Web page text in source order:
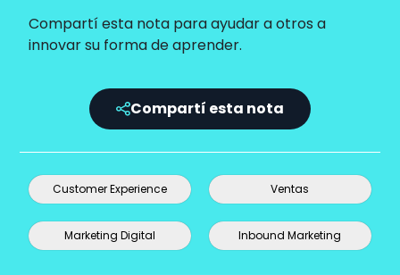
Compartí esta nota para ayudar a otros a
innovar su forma de aprender.
Compartí esta nota
Customer Experience Ventas
Marketing Digital Inbound Marketing